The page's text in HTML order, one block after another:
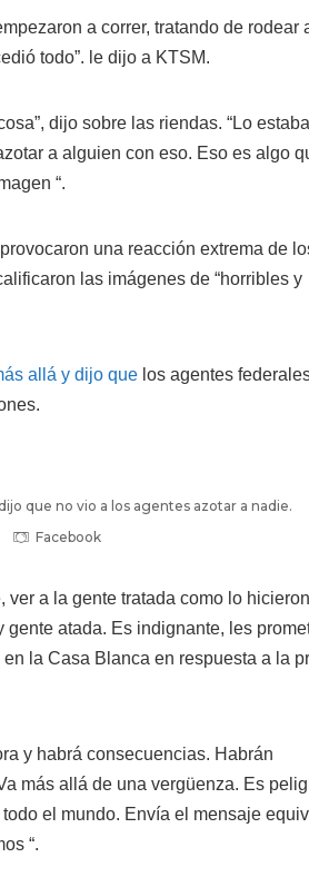
a correr, tratando de rodear
todo”. le dijo a KTSM.
dijo sobre las riendas. “Lo estaba
a alguien con eso. Eso es algo
“.
una reacción extrema de
las imágenes de “horribles y
allá y dijo que los agentes
que no vio a los agentes azotar a nadie.
Facebook
ver a la gente tratada como lo
atada. Es indignante, les
la Casa Blanca en respuesta a la
y habrá consecuencias. Habrán
más allá de una vergüenza. Es
el mundo. Envía el mensaje
“.